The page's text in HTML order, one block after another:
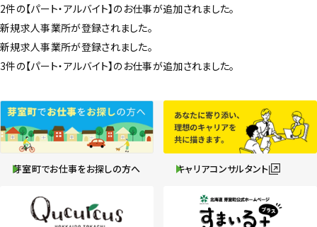
2件の【パート・アルバイト】のお仕事が追加されました。
新規求人事業所が登録されました。
新規求人事業所が登録されました。
3件の【パート・アルバイト】のお仕事が追加されました。
芽室町でお仕事をお探しの方へ キャリアコンサルタント